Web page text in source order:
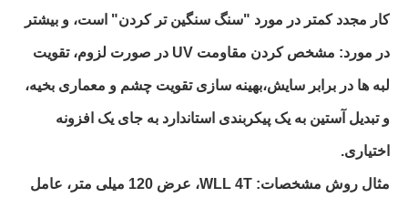
کار مجدد کمتر در مورد "سنگ سنگین تر کردن" است، و بیشتر
در مورد: مشخص کردن مقاومت UV در صورت لزوم، تقویت
لبه ها در برابر سایش،بهینه سازی تقویت چشم و معماری بخیه،
و تبدیل آستین به یک پیکربندی استاندارد به جای یک افزونه
اختیاری.
مثال روش مشخصات: WLL 4T، عرض 120 میلی متر، عامل